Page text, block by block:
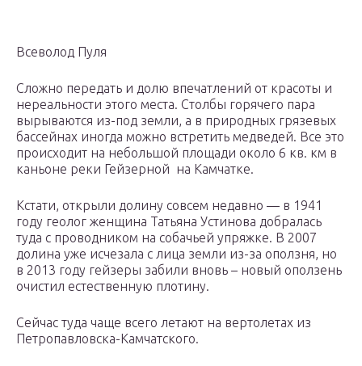
Всеволод Пуля
Сложно передать и долю впечатлений от красоты и
нереальности этого места. Столбы горячего пара
вырываются из-под земли, а в природных грязевых
бассейнах иногда можно встретить медведей. Все это
происходит на небольшой площади около 6 кв. км в
каньоне реки Гейзерной на Камчатке.
Кстати, открыли долину совсем недавно — в 1941
году геолог женщина Татьяна Устинова добралась
туда с проводником на собачьей упряжке. В 2007
долина уже исчезала с лица земли из-за оползня, но
в 2013 году гейзеры забили вновь – новый оползень
очистил естественную плотину.
Сейчас туда чаще всего летают на вертолетах из
Петропавловска-Камчатского.